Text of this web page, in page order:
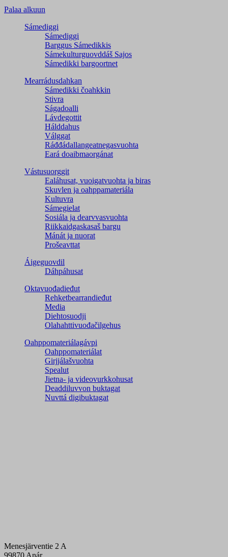
Palaa alkuun
Sámediggi
Sámediggi
Barggus Sámedikkis
Sámekulturguovddáš Sajos
Sámedikki bargoortnet
Mearrádusdahkan
Sámedikki čoahkkin
Stivra
Ságadoalli
Lávdegottit
Hálddahus
Válggat
Ráđđádallangeatnegas­vuohta
Eará doaibmaorgánat
Vástusuorggit
Ealáhusat, vuoigatvuohta ja biras
Skuvlen ja oahppamateriála
Kultuvra
Sámegielat
Sosiála ja dearvvasvuohta
Riikkaidgaskasaš bargu
Mánát ja nuorat
Prošeavttat
Áigeguovdil
Dáhpáhusat
Oktavuođadieđut
Rehketbearrandieđut
Media
Diehtosuodji
Olahahttivuođačilgehus
Oahppomateriálagávpi
Oahppomateriálat
Girjjálašvuohta
Spealut
Jietna- ja videovurkkohusat
Deaddiluvvon buktagat
Nuvttá digibuktagat
Menesjärventie 2 A